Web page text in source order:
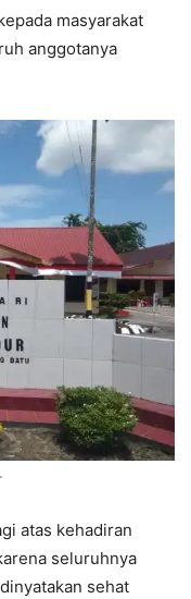
masyarakat
anggotanya
atas kehadiran
seluruhnya
sehat